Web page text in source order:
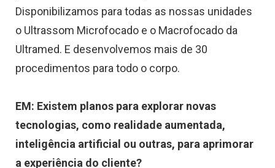
Disponibilizamos para todas as nossas unidades
o Ultrassom Microfocado e o Macrofocado da
Ultramed. E desenvolvemos mais de 30
procedimentos para todo o corpo.
EM: Existem planos para explorar novas
tecnologias, como realidade aumentada,
inteligência artificial ou outras, para aprimorar
a experiência do cliente?